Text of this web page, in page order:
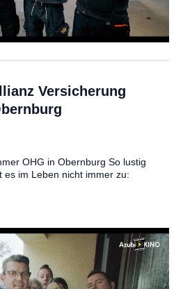
Versicherung
OHG in Obernburg So lustig
es im Leben nicht immer zu: